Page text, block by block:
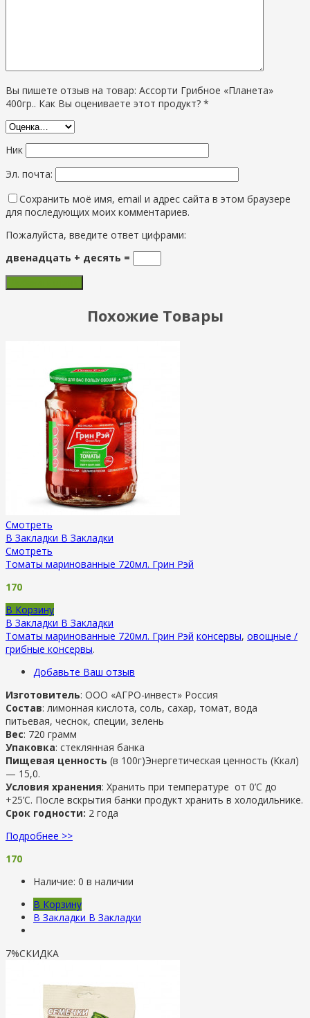
Вы пишете отзыв на товар: Ассорти Грибное «Планета»
400гр.. Как Вы оцениваете этот продукт? *
Ник
Эл. почта:
Сохранить моё имя, email и адрес сайта в этом браузере
для последующих моих комментариев.
Пожалуйста, введите ответ цифрами:
двенадцать + десять =
Похожие Товары
Смотреть
В Закладки В Закладки
Смотреть
Томаты маринованные 720мл. Грин Рэй
170
В Корзину
В Закладки В Закладки
Томаты маринованные 720мл. Грин Рэй консервы, овощные /
грибные консервы.
Добавьте Ваш отзыв
Изготовитель: ООО «АГРО-инвест» Россия
Состав: лимонная кислота, соль, сахар, томат, вода
питьевая, чеснок, специи, зелень
Вес: 720 грамм
Упаковка: стеклянная банка
Пищевая ценность (в 100г)Энергетическая ценность (Ккал)
— 15,0.
Условия хранения: Хранить при температуре от 0’C до
+25’C. После вскрытия банки продукт хранить в холодильнике.
Срок годности: 2 года
Подробнее >>
170
Наличие: 0 в наличии
В Корзину
В Закладки В Закладки
7%СКИДКА